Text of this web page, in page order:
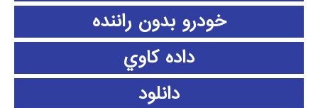
خودرو بدون راننده
داده كاوي
دانلود